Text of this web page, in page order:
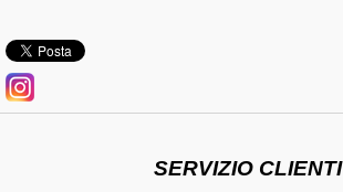
SERVIZIO CLIENTI